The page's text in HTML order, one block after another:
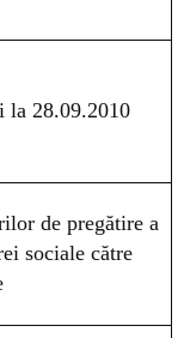
la 28.09.2010
de pregătire a
sociale către